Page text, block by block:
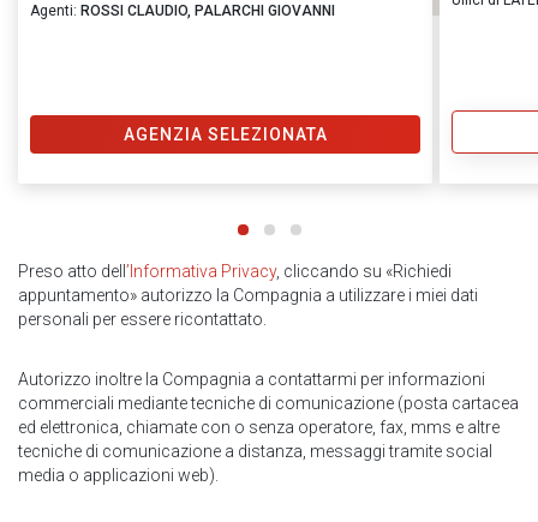
Agenti: ROSSI CLAUDIO, PALARCHI GIOVANNI
AGENZIA SELEZIONATA
Preso atto dell ’Informativa Privacy, cliccando su «Richiedi
appuntamento» autorizzo la Compagnia a utilizzare i miei dati
personali per essere ricontattato.
Autorizzo inoltre la Compagnia a contattarmi per informazioni
commerciali mediante tecniche di comunicazione (posta cartacea
ed elettronica, chiamate con o senza operatore, fax, mms e altre
tecniche di comunicazione a distanza, messaggi tramite social
media o applicazioni web).